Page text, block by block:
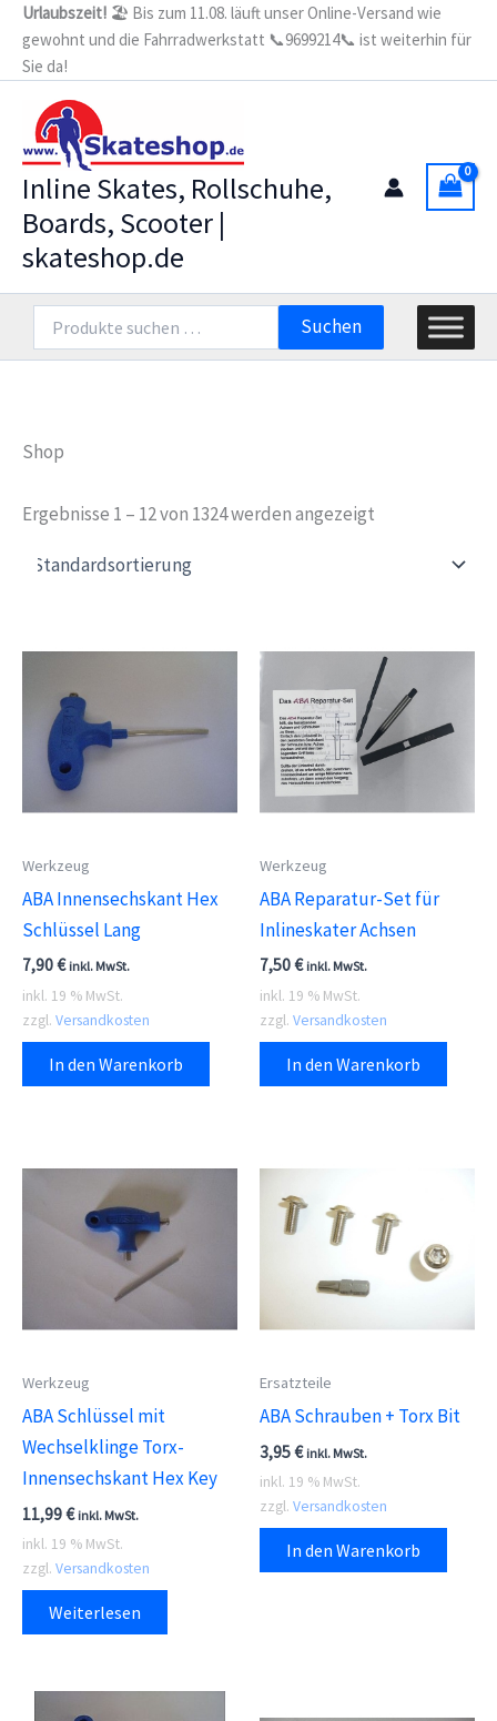
Zum
Inhalt
springen
Urlaubszeit! 🏖️ Bis zum 11.08. läuft unser Online-Versand wie
gewohnt und die Fahrradwerkstatt 📞9699214📞 ist weiterhin für
Sie da!
Inline Skates, Rollschuhe,
Boards, Scooter |
skateshop.de
nach:
Suchen
Shop
Ergebnisse 1 – 12 von 1324 werden angezeigt
Werkzeug
ABA Innensechskant Hex
Schlüssel Lang
7,90€ inkl. MwSt.
inkl. 19 % MwSt.
zzgl. Versandkosten
In den Warenkorb
Werkzeug
ABA Reparatur-Set für
Inlineskater Achsen
7,50€ inkl. MwSt.
inkl. 19 % MwSt.
zzgl. Versandkosten
In den Warenkorb
Werkzeug
ABA Schlüssel mit
Wechselklinge Torx-
Innensechskant Hex Key
11,99€ inkl. MwSt.
inkl. 19 % MwSt.
zzgl. Versandkosten
Weiterlesen
Ersatzteile
ABA Schrauben + Torx Bit
3,95€ inkl. MwSt.
inkl. 19 % MwSt.
zzgl. Versandkosten
In den Warenkorb